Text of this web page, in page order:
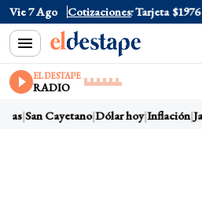
Vie 7 Ago Cotizaciones
$1520 Dólar Tarjeta $1976
EL DESTAPE
RADIO
San Cayetano Dólar hoy Inflación